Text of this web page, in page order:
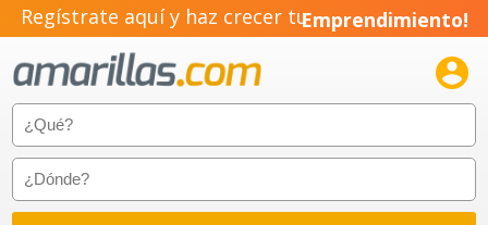
Regístrate aquí y haz crecer tuEmprendimiento!
